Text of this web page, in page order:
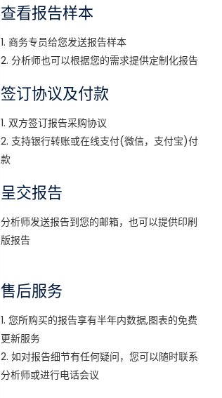
查看报告样本
1. 商务专员给您发送报告样本
2. 分析师也可以根据您的需求提供定制化报告
签订协议及付款
1. 双方签订报告采购协议
2. 支持银行转账或在线支付(微信，支付宝)付
款
呈交报告
分析师发送报告到您的邮箱，也可以提供印刷
版报告
售后服务
1. 您所购买的报告享有半年内数据,图表的免费
更新服务
2. 如对报告细节有任何疑问，您可以随时联系
分析师或进行电话会议